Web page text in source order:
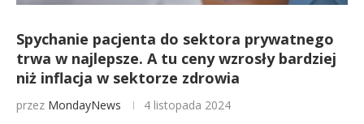
Spychanie pacjenta do sektora prywatnego
trwa w najlepsze. A tu ceny wzrosły bardziej
niż inflacja w sektorze zdrowia
przez MondayNews 4 listopada 2024